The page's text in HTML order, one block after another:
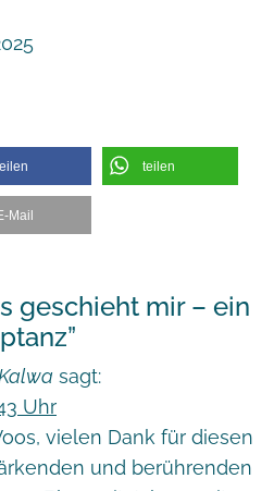
teilen
Mail
geschieht mir – ein
”
sagt:
Uhr
vielen Dank für diesen
und berührenden